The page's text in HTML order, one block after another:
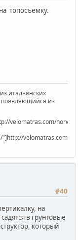
топосъемку.
итальянских
появляющийся из
velomatras.com/
velomatras.com/
#40
на
в грунтовые
который